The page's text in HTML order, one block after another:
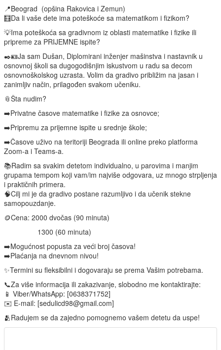
📍Beograd (opšina Rakovica i Zemun)
🧮Da li vaše dete ima poteškoće sa matematikom i fizikom?
💡Ima poteškoća sa gradivnom iz oblasti matematike i fizike ili
pripreme za PRIJEMNE ispite?
✒️🪪Ja sam Dušan, Diplomirani inženjer mašinstva i nastavnik u
osnovnoj školi sa dugogodišnjim iskustvom u radu sa decom
osnovnoškolskog uzrasta. Volim da gradivo približim na jasan i
zanimljiv način, prilagođen svakom učeniku.
📎Šta nudim?
➡️Privatne časove matematike i fizike za osnovce;
➡️Pripremu za prijemne ispite u srednje škole;
➡️Časove uživo na teritoriji Beograda ili online preko platforma
Zoom-a i Teams-a.
📚Radim sa svakim detetom individualno, u parovima i manjim
grupama tempom koji vam/im najviše odgovara, uz mnogo strpljenja
i praktičnih primera.
🧠Cilj mi je da gradivo postane razumljivo i da učenik stekne
samopouzdanje.
🪙Cena: 2000 dvočas (90 minuta)
1300 (60 minuta)
➡️Mogućnost popusta za veći broj časova!
➡️Plaćanja na dnevnom nivou!
✨️Termini su fleksibilni i dogovaraju se prema Vašim potrebama.
📞Za više informacija ili zakazivanje, slobodno me kontaktirajte:
📱 Viber/WhatsApp: [0638371752]
✉️ E-mail: [sedulicd98@gmail.com]
🫂Radujem se da zajedno pomognemo vašem detetu da uspe!